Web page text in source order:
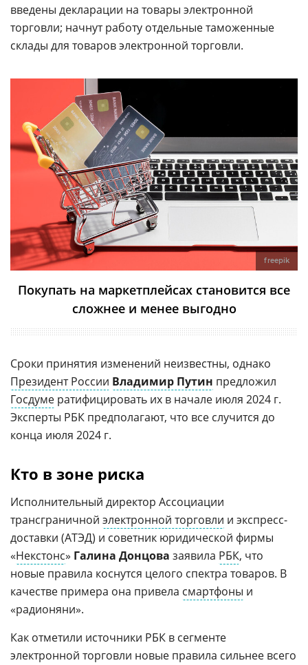
введены декларации на товары электронной
торговли; начнут работу отдельные таможенные
склады для товаров электронной торговли.
freepik
Покупать на маркетплейсах становится все
сложнее и менее выгодно
Сроки принятия изменений неизвестны, однако
Президент России Владимир Путин предложил
Госдуме ратифицировать их в начале июля 2024 г.
Эксперты РБК предполагают, что все случится до
конца июля 2024 г.
Кто в зоне риска
Исполнительный директор Ассоциации
трансграничной электронной торговли и экспресс-
доставки (АТЭД) и советник юридической фирмы
«Некстонс» Галина Донцова заявила РБК, что
новые правила коснутся целого спектра товаров. В
качестве примера она привела смартфоны и
«радионяни».
Как отметили источники РБК в сегменте
электронной торговли новые правила сильнее всего